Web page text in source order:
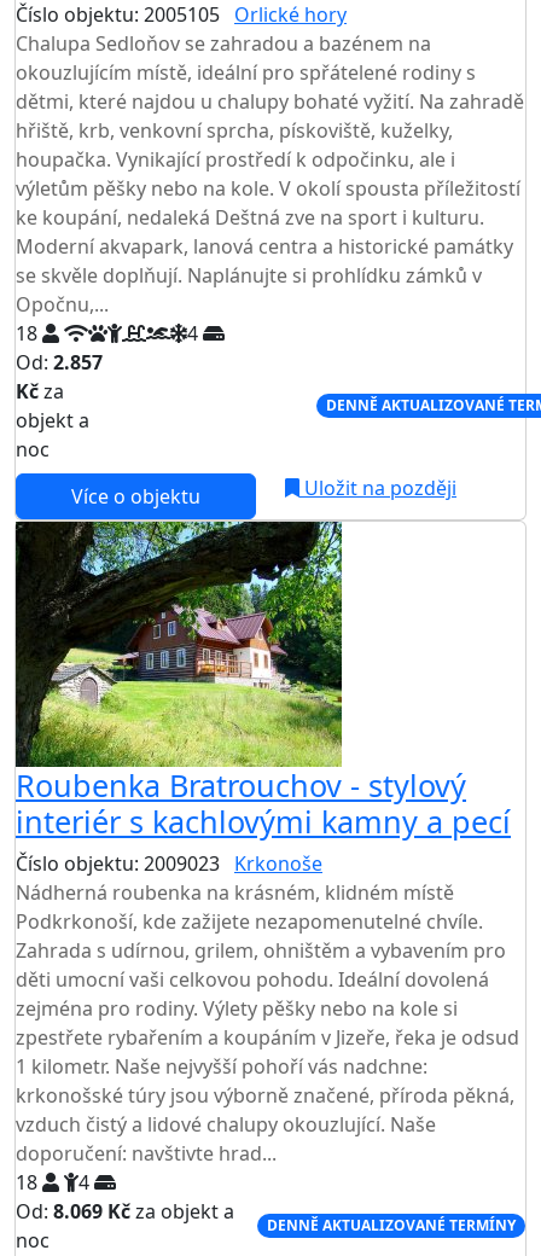
Číslo objektu: 2005105 Orlické hory
Chalupa Sedloňov se zahradou a bazénem na
okouzlujícím místě, ideální pro spřátelené rodiny s
dětmi, které najdou u chalupy bohaté vyžití. Na zahradě
hřiště, krb, venkovní sprcha, pískoviště, kuželky,
houpačka. Vynikající prostředí k odpočinku, ale i
výletům pěšky nebo na kole. V okolí spousta příležitostí
ke koupání, nedaleká Deštná zve na sport i kulturu.
Moderní akvapark, lanová centra a historické památky
se skvěle doplňují. Naplánujte si prohlídku zámků v
Opočnu,...
18
4
Od: 2.857
Kčza
objekt a
noc
DENNĚ AKTUALIZOVANÉ
Více o objektu Uložit na později
Roubenka Bratrouchov - stylový
interiér s kachlovými kamny a pecí
Číslo objektu: 2009023 Krkonoše
Nádherná roubenka na krásném, klidném místě
Podkrkonoší, kde zažijete nezapomenutelné chvíle.
Zahrada s udírnou, grilem, ohništěm a vybavením pro
děti umocní vaši celkovou pohodu. Ideální dovolená
zejména pro rodiny. Výlety pěšky nebo na kole si
zpestřete rybařením a koupáním v Jizeře, řeka je odsud
1 kilometr. Naše nejvyšší pohoří vás nadchne:
krkonošské túry jsou výborně značené, příroda pěkná,
vzduch čistý a lidové chalupy okouzlující. Naše
doporučení: navštivte hrad...
18
4
Od: 8.069 Kčza objekt a
noc
DENNĚ AKTUALIZOVANÉ TERMÍNY